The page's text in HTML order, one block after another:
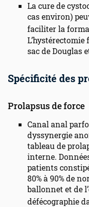
La cure de
cas environ)
faciliter la
sac de Douglas
Spécificité des
Prolapsus de force
Canal anal
dyssynergie
tableau de
interne.
patients
80% à 90% de
ballonnet et de
défécographie